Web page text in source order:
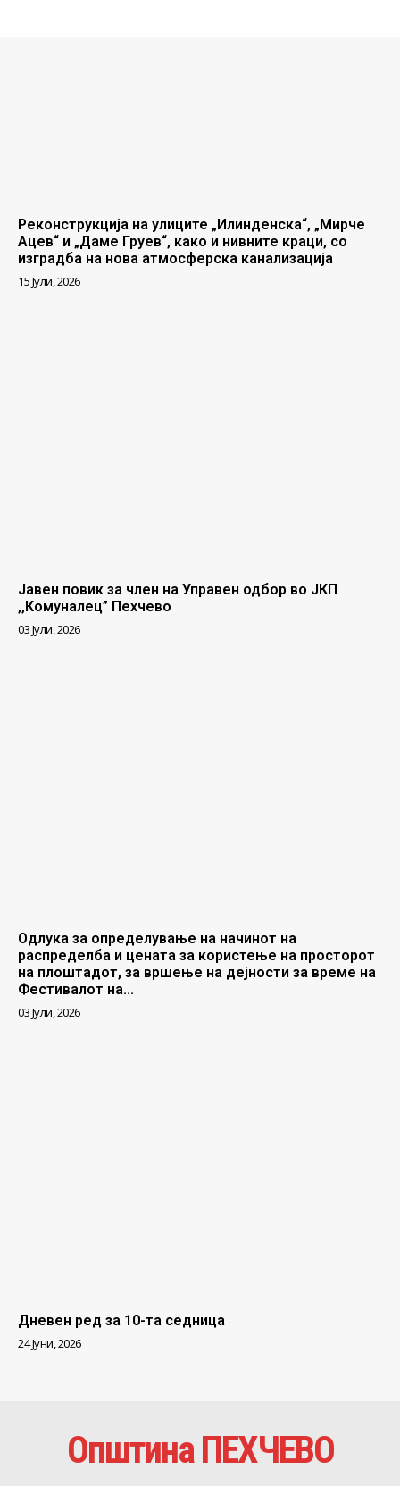
Реконструкција на улиците „Илинденска“, „Мирче
Ацев“ и „Даме Груев“, како и нивните краци, со
изградба на нова атмосферска канализација
15 Јули, 2026
Јавен повик за член на Управен одбор во ЈКП
,,Комуналец” Пехчево
03 Јули, 2026
Одлука за определување на начинот на
распределба и цената за користење на просторот
на плоштадот, за вршење на дејности за време на
Фестивалот на...
03 Јули, 2026
Дневен ред за 10-та седница
24 Јуни, 2026
Општина ПЕХЧЕВО